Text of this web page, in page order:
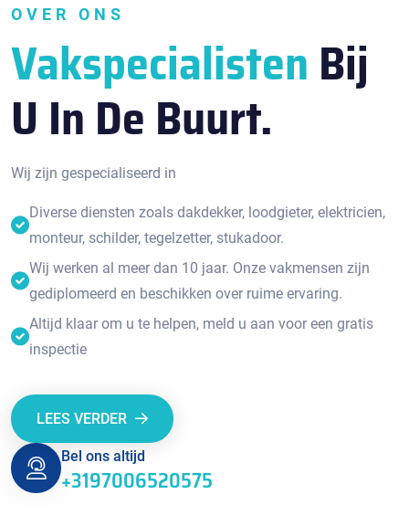
OVER ONS
Vakspecialisten Bij
U In De Buurt.
Wij zijn gespecialiseerd in
Diverse diensten zoals dakdekker, loodgieter, elektricien,
monteur, schilder, tegelzetter, stukadoor.
Wij werken al meer dan 10 jaar. Onze vakmensen zijn
gediplomeerd en beschikken over ruime ervaring.
Altijd klaar om u te helpen, meld u aan voor een gratis
inspectie
LEES VERDER
Bel ons altijd
+3197006520575